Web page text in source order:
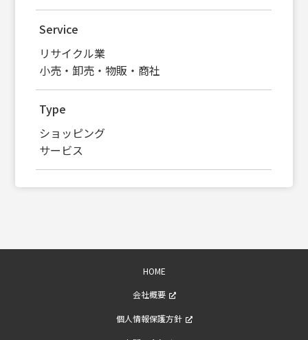
Service
リサイクル業
小売・卸売・物販・商社
Type
ショッピング
サービス
HOME
会社概要
個人情報保護方針